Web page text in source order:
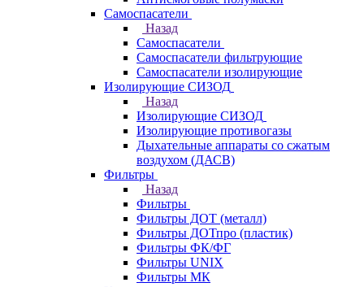
Самоспасатели
Назад
Самоспасатели
Самоспасатели фильтрующие
Самоспасатели изолирующие
Изолирующие СИЗОД
Назад
Изолирующие СИЗОД
Изолирующие противогазы
Дыхательные аппараты со сжатым
воздухом (ДАСВ)
Фильтры
Назад
Фильтры
Фильтры ДОТ (металл)
Фильтры ДОТпро (пластик)
Фильтры ФК/ФГ
Фильтры UNIX
Фильтры МК